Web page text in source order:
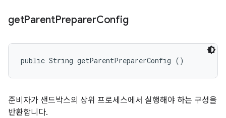
getParentPreparerConfig
public String getParentPreparerConfig ()
준비자가 샌드박스의 상위 프로세스에서 실행해야 하는 구성을
반환합니다.